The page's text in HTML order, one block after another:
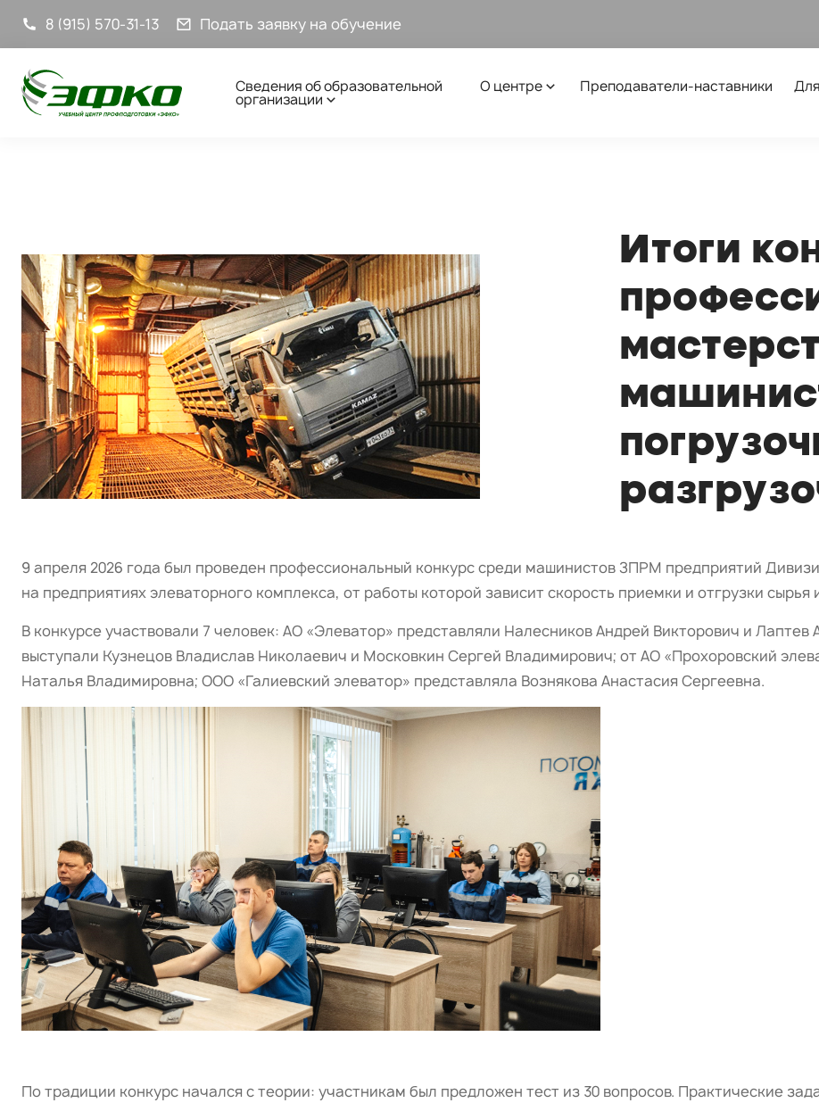
8 (915) 570-31-13 Подать заявку на обучение
Сведения об образовательной
организации
О центре Преподаватели-наставники
Итоги
9 апреля 2026 года был проведен профессиональный конкурс среди машинистов ЗПРМ предприятий
на предприятиях элеваторного комплекса, от работы которой зависит скорость приемки и отгрузки
В конкурсе участвовали 7 человек: АО «Элеватор» представляли Налесников Андрей Викторович и
выступали Кузнецов Владислав Николаевич и Московкин Сергей Владимирович; от АО «Прохоровский
Наталья Владимировна; ООО «Галиевский элеватор» представляла Вознякова Анастасия Сергеевна.
По традиции конкурс начался с теории: участникам был предложен тест из 30 вопросов. Практические